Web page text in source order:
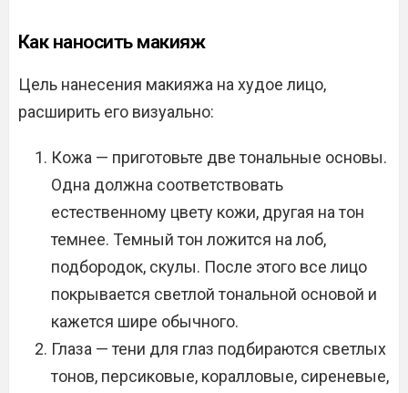
Как наносить макияж
Цель нанесения макияжа на худое лицо,
расширить его визуально:
Кожа — приготовьте две тональные основы.
Одна должна соответствовать
естественному цвету кожи, другая на тон
темнее. Темный тон ложится на лоб,
подбородок, скулы. После этого все лицо
покрывается светлой тональной основой и
кажется шире обычного.
Глаза — тени для глаз подбираются светлых
тонов, персиковые, коралловые, сиреневые,